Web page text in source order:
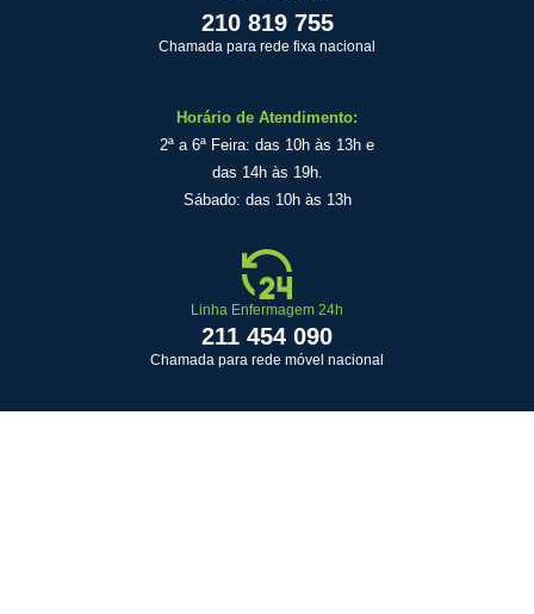
210 819 755
Chamada para rede fixa nacional
Horário de Atendimento:
2ª a 6ª Feira: das 10h às 13h e
das 14h às 19h.
Sábado: das 10h às 13h
Linha Enfermagem 24h
211 454 090
Chamada para rede móvel nacional